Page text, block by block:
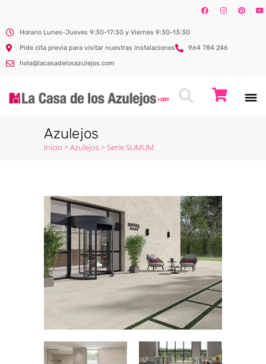
Horario Lunes-Jueves 9:30-17:30 y Viernes 9:30-13:30
Pide cita previa para visitar nuestras instalaciones
964 784 246
hola@lacasadelosazulejos.com
Azulejos
Inicio >Azulejos>Serie SUMUM